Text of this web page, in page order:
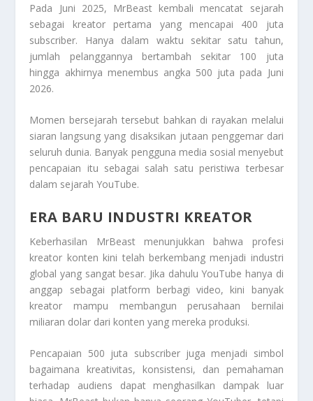
Pada Juni 2025, MrBeast kembali mencatat sejarah
sebagai kreator pertama yang mencapai 400 juta
subscriber. Hanya dalam waktu sekitar satu tahun,
jumlah pelanggannya bertambah sekitar 100 juta
hingga akhirnya menembus angka 500 juta pada Juni
2026.
Momen bersejarah tersebut bahkan di rayakan melalui
siaran langsung yang disaksikan jutaan penggemar dari
seluruh dunia. Banyak pengguna media sosial menyebut
pencapaian itu sebagai salah satu peristiwa terbesar
dalam sejarah YouTube.
ERA BARU INDUSTRI KREATOR
Keberhasilan MrBeast menunjukkan bahwa profesi
kreator konten kini telah berkembang menjadi industri
global yang sangat besar. Jika dahulu YouTube hanya di
anggap sebagai platform berbagi video, kini banyak
kreator mampu membangun perusahaan bernilai
miliaran dolar dari konten yang mereka produksi.
Pencapaian 500 juta subscriber juga menjadi simbol
bagaimana kreativitas, konsistensi, dan pemahaman
terhadap audiens dapat menghasilkan dampak luar